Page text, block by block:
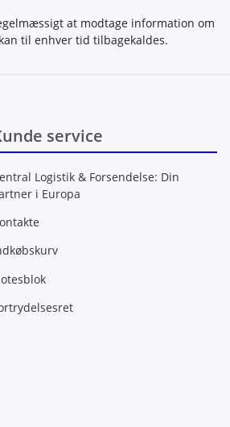
at modtage information om
til enhver tid tilbagekaldes.
service
Logistik & Forsendelse: Din
i Europa